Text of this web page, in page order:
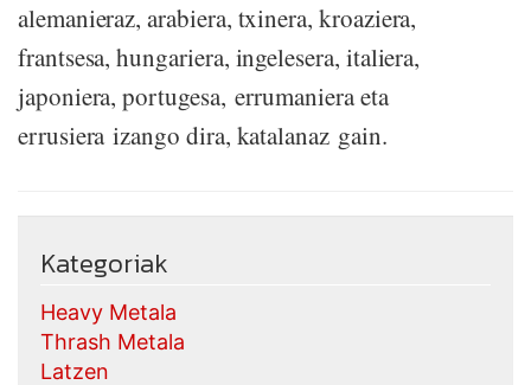
alemanieraz, arabiera, txinera, kroaziera,
frantsesa, hungariera, ingelesera, italiera,
japoniera, portugesa, errumaniera eta
errusiera izango dira, katalanaz gain.
Kategoriak
Heavy Metala
Thrash Metala
Latzen